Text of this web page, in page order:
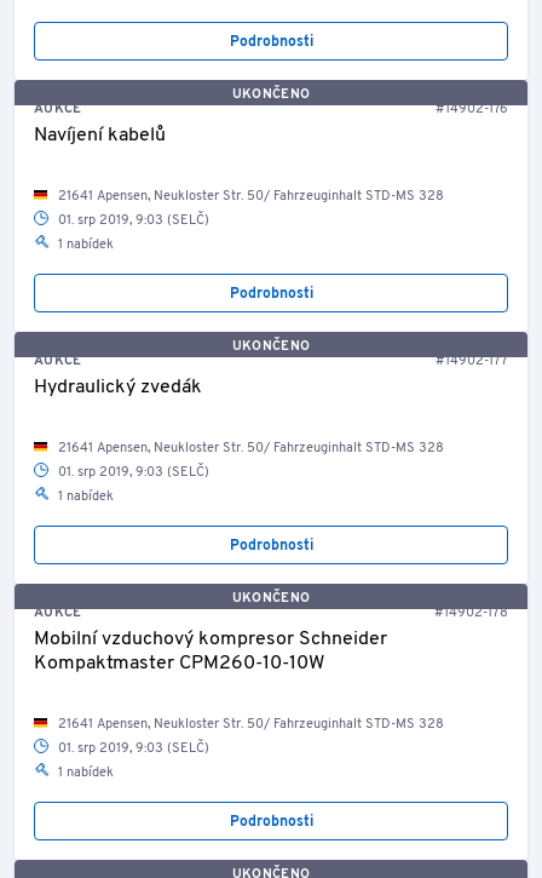
Podrobnosti
UKONČENO
AUKCE
#14902-176
Navíjení kabelů
21641 Apensen, Neukloster Str. 50/ Fahrzeuginhalt STD-MS 328
01. srp 2019, 9:03 (SELČ)
1 nabídek
Podrobnosti
UKONČENO
AUKCE
#14902-177
Hydraulický zvedák
21641 Apensen, Neukloster Str. 50/ Fahrzeuginhalt STD-MS 328
01. srp 2019, 9:03 (SELČ)
1 nabídek
Podrobnosti
UKONČENO
AUKCE
#14902-178
Mobilní vzduchový kompresor Schneider
Kompaktmaster CPM260-10-10W
21641 Apensen, Neukloster Str. 50/ Fahrzeuginhalt STD-MS 328
01. srp 2019, 9:03 (SELČ)
1 nabídek
Podrobnosti
UKONČENO